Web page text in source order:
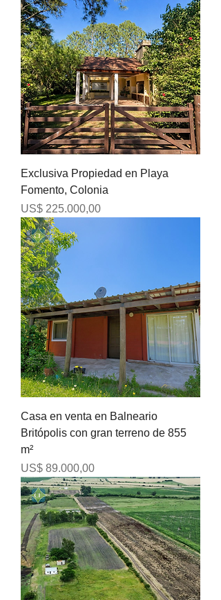
Exclusiva Propiedad en Playa
Fomento, Colonia
Precio
US$ 225.000,00
Casa en venta en Balneario
Britópolis con gran terreno de 855
m²
Precio
US$ 89.000,00